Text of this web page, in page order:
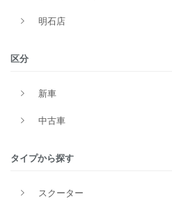
明石店
区分
新車
中古車
タイプから探す
スクーター
排気量